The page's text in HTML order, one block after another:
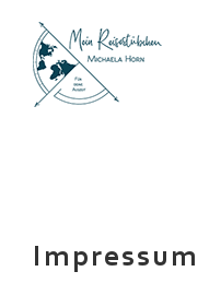
Inhalt
springen
Impressum